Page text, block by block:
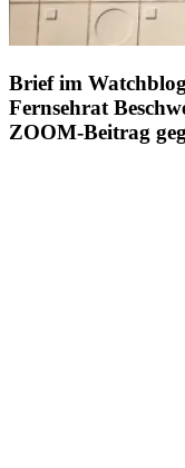
Brief im
Fernsehrat
ZOOM-Beitrag